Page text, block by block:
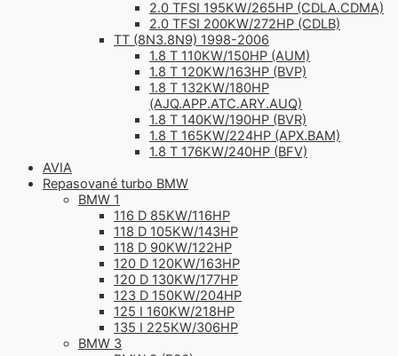
2.0 TFSI 195KW/265HP (CDLA.CDMA)
2.0 TFSI 200KW/272HP (CDLB)
TT (8N3.8N9) 1998-2006
1.8 T 110KW/150HP (AUM)
1.8 T 120KW/163HP (BVP)
1.8 T 132KW/180HP
(AJQ.APP.ATC.ARY.AUQ)
1.8 T 140KW/190HP (BVR)
1.8 T 165KW/224HP (APX.BAM)
1.8 T 176KW/240HP (BFV)
AVIA
Repasované turbo BMW
BMW 1
116 D 85KW/116HP
118 D 105KW/143HP
118 D 90KW/122HP
120 D 120KW/163HP
120 D 130KW/177HP
123 D 150KW/204HP
125 I 160KW/218HP
135 I 225KW/306HP
BMW 3